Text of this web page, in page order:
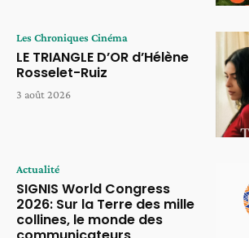
Les Chroniques Cinéma
LE TRIANGLE D’OR d’Hélène
Rosselet-Ruiz
3 août 2026
Actualité
SIGNIS World Congress
2026: Sur la Terre des mille
collines, le monde des